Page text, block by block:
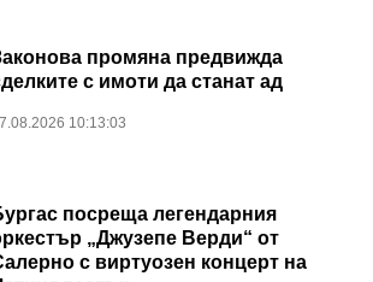
промяна предвижда
с имоти да станат ад
10:13:03
посреща легендарния
„Джузепе Верди“ от
с виртуозен концерт на